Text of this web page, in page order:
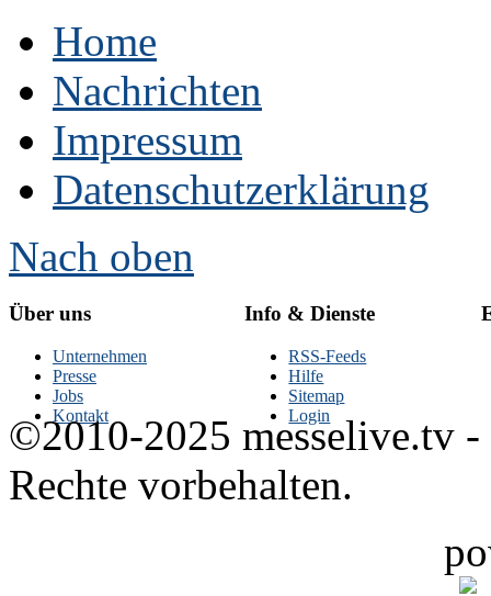
Home
Nachrichten
Impressum
Datenschutzerklärung
Nach oben
Über uns
Unternehmen
Presse
Jobs
Kontakt
Info & Dienste
RSS-Feeds
Hilfe
Sitemap
Login
©2010-2025 messelive.tv -
Rechte vorbehalten.